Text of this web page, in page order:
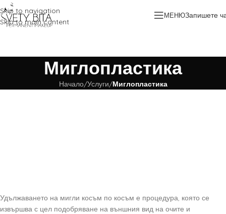
Skip to navigation
Skip to main content
МЕНЮЗапишете
Миглопластика
Начало/Услуги/Миглопластика
Удължаването на мигли косъм по косъм е процедура, която се
извършва с цел подобряване на външния вид на очите и